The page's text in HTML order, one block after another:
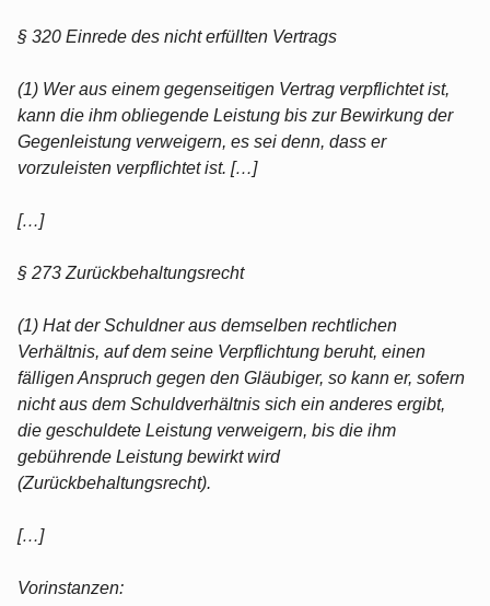
§ 320 Einrede des nicht erfüllten Vertrags
(1) Wer aus einem gegenseitigen Vertrag verpflichtet ist,
kann die ihm obliegende Leistung bis zur Bewirkung der
Gegenleistung verweigern, es sei denn, dass er
vorzuleisten verpflichtet ist. […]
[…]
§ 273 Zurückbehaltungsrecht
(1) Hat der Schuldner aus demselben rechtlichen
Verhältnis, auf dem seine Verpflichtung beruht, einen
fälligen Anspruch gegen den Gläubiger, so kann er, sofern
nicht aus dem Schuldverhältnis sich ein anderes ergibt,
die geschuldete Leistung verweigern, bis die ihm
gebührende Leistung bewirkt wird
(Zurückbehaltungsrecht).
[…]
Vorinstanzen: